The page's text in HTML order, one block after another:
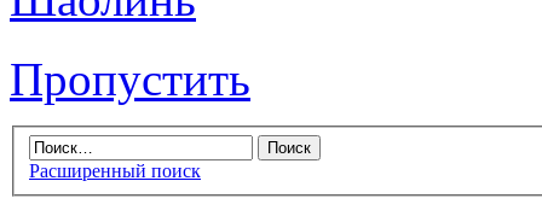
Пропустить
Расширенный поиск